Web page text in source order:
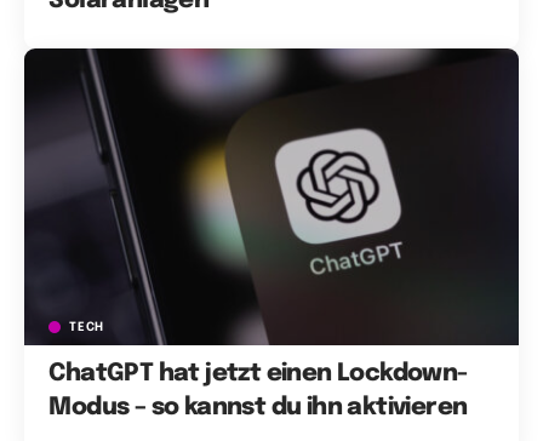
TECH
ChatGPT hat jetzt einen Lockdown-
Modus – so kannst du ihn aktivieren